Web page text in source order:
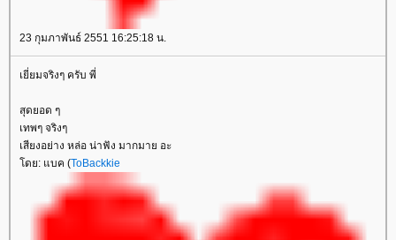
23 กุมภาพันธ์ 2551 16:25:18 น.
เยี่ยมจริงๆ ครับ พี่
สุดยอด ๆ
เทพๆ จริงๆ
เสียงอย่าง หล่อ น่าฟัง มากมาย อะ
ดย: แบค (ToBackkie